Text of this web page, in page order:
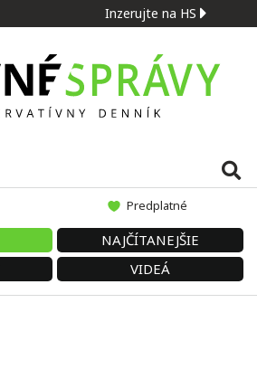
Inzerujte na HS
Predplatné
NAJČÍTANEJŠIE
VIDEÁ